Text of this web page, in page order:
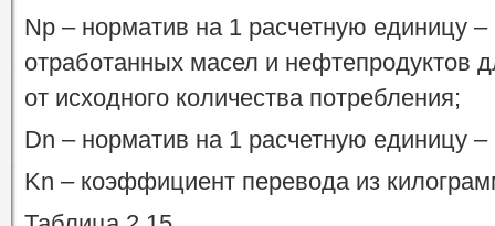
Np – норматив на 1 расчетную единицу
отработанных масел и нефтепродуктов
от исходного количества потребления;
Dn – норматив на 1 расчетную единицу
Kn – коэффициент перевода из